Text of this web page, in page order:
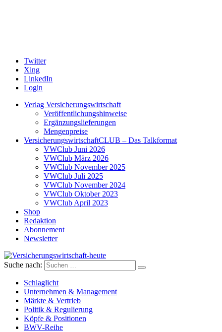
Twitter
Xing
LinkedIn
Login
Verlag Versicherungswirtschaft
Veröffentlichungshinweise
Ergänzungslieferungen
Mengenpreise
VersicherungswirtschaftCLUB – Das Talkformat
VWClub Juni 2026
VWClub März 2026
VWClub November 2025
VWClub Juli 2025
VWClub November 2024
VWClub Oktober 2023
VWClub April 2023
Shop
Redaktion
Abonnement
Newsletter
Versicherungswirtschaft-heute
Suche nach:
Schlaglicht
Unternehmen & Management
Märkte & Vertrieb
Politik & Regulierung
Köpfe & Positionen
BWV-Reihe